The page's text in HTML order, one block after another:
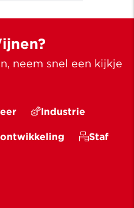
neem snel een kijkje
Industrie
Staf